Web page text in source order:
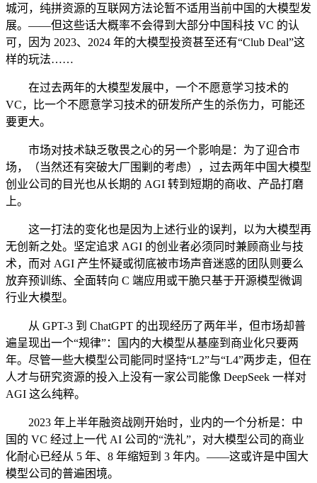
城河，纯拼资源的互联网方法论暂不适用当前中国的大模型发
展。——但这些话大概率不会得到大部分中国科技 VC 的认
可，因为 2023、2024 年的大模型投资甚至还有“Club Deal”这
样的玩法……
在过去两年的大模型发展中，一个不愿意学习技术的
VC，比一个不愿意学习技术的研发所产生的杀伤力，可能还
要更大。
市场对技术缺乏敬畏之心的另一个影响是：为了迎合市
场，（当然还有突破大厂围剿的考虑），过去两年中国大模型
创业公司的目光也从长期的 AGI 转到短期的商收、产品打磨
上。
这一打法的变化也是因为上述行业的误判，以为大模型再
无创新之处。坚定追求 AGI 的创业者必须同时兼顾商业与技
术，而对 AGI 产生怀疑或彻底被市场声音迷惑的团队则要么
放弃预训练、全面转向 C 端应用或干脆只基于开源模型微调
行业大模型。
从 GPT-3 到 ChatGPT 的出现经历了两年半，但市场却普
遍呈现出一个“规律”：国内的大模型从基座到商业化只要两
年。尽管一些大模型公司能同时坚持“L2”与“L4”两步走，但在
人才与研究资源的投入上没有一家公司能像 DeepSeek 一样对
AGI 这么纯粹。
2023 年上半年融资战刚开始时，业内的一个分析是：中
国的 VC 经过上一代 AI 公司的“洗礼”，对大模型公司的商业
化耐心已经从 5 年、8 年缩短到 3 年内。——这或许是中国大
模型公司的普遍困境。